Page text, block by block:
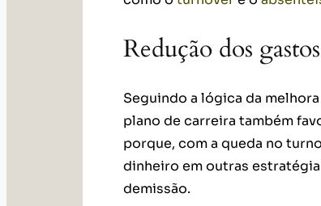
Redução dos
Seguindo a lógica da
plano de carreira também
porque, com a queda no
dinheiro em outras
demissão.